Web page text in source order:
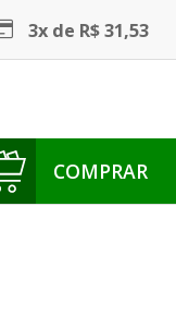
3x de R$ 31,53
COMPRAR